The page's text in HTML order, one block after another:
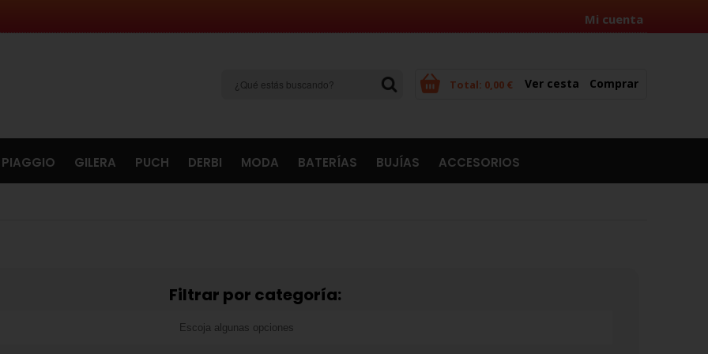
Mi cuenta
Total: 0,00 € Ver cesta Comprar
PIAGGIO GILERA PUCH DERBI MODA BATERÍAS BUJÍAS ACCESORIOS
Filtrar por categoría: